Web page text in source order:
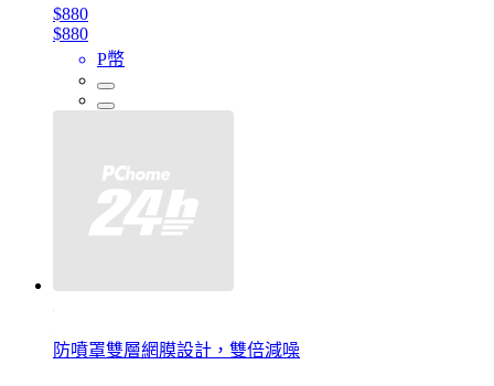
$880
$880
P幣
防噴罩雙層網膜設計，雙倍減噪